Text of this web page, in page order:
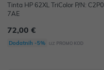
Tinta HP 62XL TriColor P/N: C2P0
7AE
72,00 €
Dodatnih -5% uz PROMO KOD